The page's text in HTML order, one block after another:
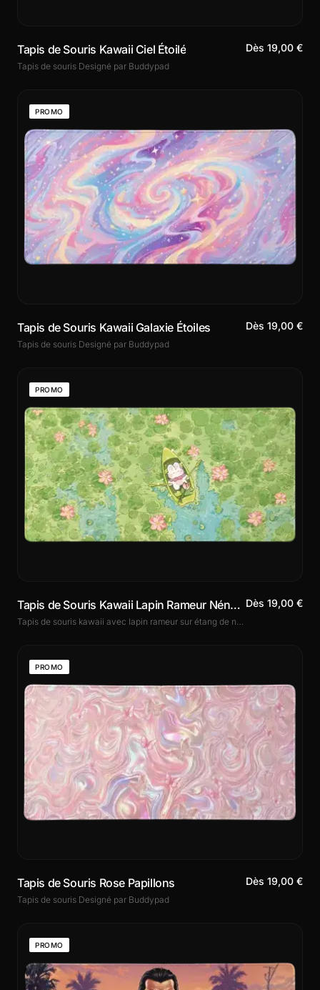
Tapis de Souris Kawaii Ciel Étoilé
Tapis de souris Designé par Buddypad
Dès 19,00 €
PROMO
Tapis de Souris Kawaii Galaxie Étoiles
Tapis de souris Designé par Buddypad
Dès 19,00 €
PROMO
Tapis de Souris Kawaii Lapin Rameur Nénuphars
Tapis de souris kawaii avec lapin rameur sur étang de nénuphars. Illustration douce et poétique, surface micro-tissée, base antidérapante. 3 formats dont le XXL.
Dès 19,00 €
PROMO
Tapis de Souris Rose Papillons
Tapis de souris Designé par Buddypad
Dès 19,00 €
PROMO